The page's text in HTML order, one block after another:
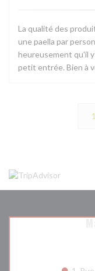
La qualité des
une paella par
heureusement qu'il
petit entrée. Bien à
1